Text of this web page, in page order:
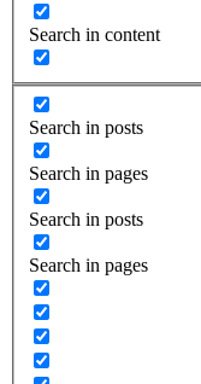
Search in content
Search in posts
Search in pages
Search in posts
Search in pages